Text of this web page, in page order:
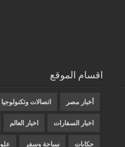
اقسام الموقع
أخبار مصر اتصالات وتكنولوجيا
اخبار السفارات اخبار العالم
حكايات سياحة وسفر